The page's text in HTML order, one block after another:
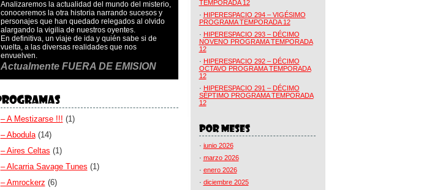
Analizaremos la actualidad del mundo del misterio,
conoceremos la otra historia narrando sucesos y
personajes que han quedado relegados al olvido
alargando la vigilia de nuestros oyentes.
En definitiva, un viaje de ida y quién sabe si de
vuelta, a las diversas realidades que nos
envuelven.
Actualmente FUERA DE EMISION
– A Mestizarse !!! (1)
– Abodula(14)
– Aires Celtas (1)
– Alcarria Savage Tunes (1)
– Amrockerz (6)
TEMPORADA 12
· HIPERESPACIO 294 – VIGÉSIMO
PROGRAMA TEMPORADA 12
· HIPERESPACIO 293 – DÉCIMO
NOVENO PROGRAMA TEMPORADA
12
· HIPERESPACIO 292 – DÉCIMO
OCTAVO PROGRAMA TEMPORADA
12
· HIPERESPACIO 291 – DÉCIMO
SÉPTIMO PROGRAMA TEMPORADA
12
· junio 2026
· marzo 2026
· enero 2026
· diciembre 2025